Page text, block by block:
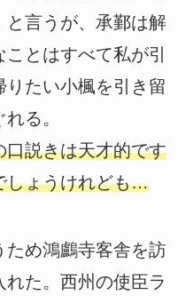
と言うが、承鄞は解
とはすべて私が引
りたい小楓を引き留
る。
口説きは天才的です
しょうけれども…
ため鴻鸕寺客舎を訪
た。西州の使臣ラ